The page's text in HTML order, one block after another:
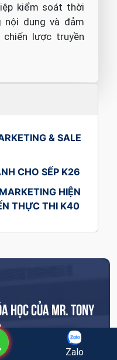
kiểm soát thời
nội dung và đảm
lược truyền
& SALE
CHO SẾP K26
HIỆN
THỰC THI K40
HỌC CỦA MR. TONY
Zalo